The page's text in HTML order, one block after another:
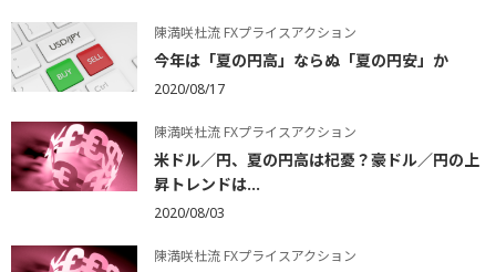
陳満咲杜流 FXプライスアクション
今年は「夏の円高」ならぬ「夏の円安」か
2020/08/17
陳満咲杜流 FXプライスアクション
米ドル／円、夏の円高は杞憂？豪ドル／円の上
昇トレンドは...
2020/08/03
陳満咲杜流 FXプライスアクション